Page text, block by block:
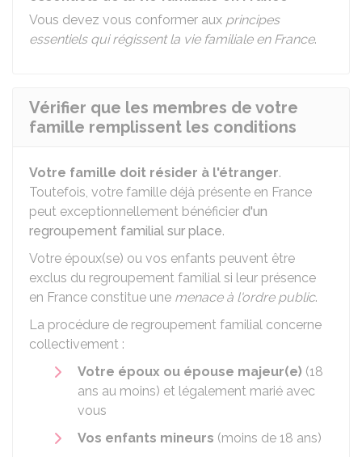
Vous devez vous conformer aux principes
essentiels qui régissent la vie familiale en France.
Vérifier que les membres de votre
famille remplissent les conditions
Votre famille doit résider à l'étranger.
Toutefois, votre famille déjà présente en France
peut exceptionnellement bénéficier d'un
regroupement familial sur place.
Votre époux(se) ou vos enfants peuvent être
exclus du regroupement familial si leur présence
en France constitue une menace à l'ordre public.
La procédure de regroupement familial concerne
collectivement :
Votre époux ou épouse majeur(e) (18
ans au moins) et légalement marié avec
vous
Vos enfants mineurs (moins de 18 ans)